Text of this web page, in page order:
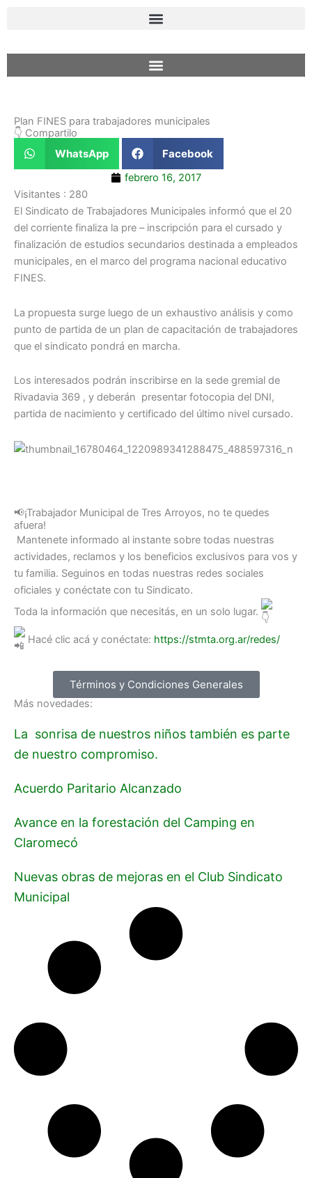
Plan FINES para trabajadores municipales
👇 Compartilo
WhatsApp Facebook
febrero 16, 2017
Visitantes : 280
El Sindicato de Trabajadores Municipales informó que el 20
del corriente finaliza la pre – inscripción para el cursado y
finalización de estudios secundarios destinada a empleados
municipales, en el marco del programa nacional educativo
FINES.
La propuesta surge luego de un exhaustivo análisis y como
punto de partida de un plan de capacitación de trabajadores
que el sindicato pondrá en marcha.
Los interesados podrán inscribirse en la sede gremial de
Rivadavia 369 , y deberán presentar fotocopia del DNI,
partida de nacimiento y certificado del último nivel cursado.
📢¡Trabajador Municipal de Tres Arroyos, no te quedes
afuera!
Mantenete informado al instante sobre todas nuestras
actividades, reclamos y los beneficios exclusivos para vos y
tu familia. Seguinos en todas nuestras redes sociales
oficiales y conéctate con tu Sindicato.
Toda la información que necesitás, en un solo lugar.
Hacé clic acá y conéctate: https://stmta.org.ar/redes/
Términos y Condiciones Generales
Más novedades:
La sonrisa de nuestros niños también es parte
de nuestro compromiso.
Acuerdo Paritario Alcanzado
Avance en la forestación del Camping en
Claromecó
Nuevas obras de mejoras en el Club Sindicato
Municipal